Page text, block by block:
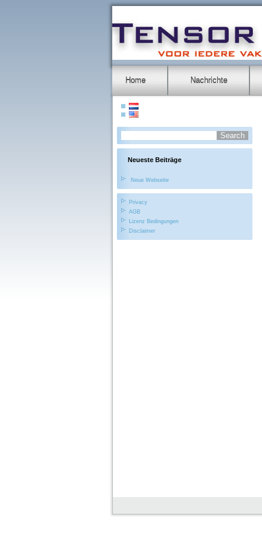
Home Nachrichte
Neueste Beiträge
Neue Webseite
Privacy
AGB
Lizenz Bedingungen
Disclaimer